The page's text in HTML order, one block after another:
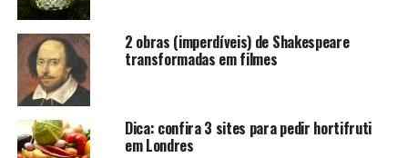
2 obras (imperdíveis) de Shakespeare
transformadas em filmes
Dica: confira 3 sites para pedir hortifruti
em Londres